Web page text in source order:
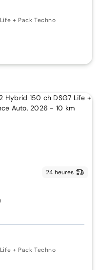
Life + Pack Techno
24 heures
Life + Pack Techno